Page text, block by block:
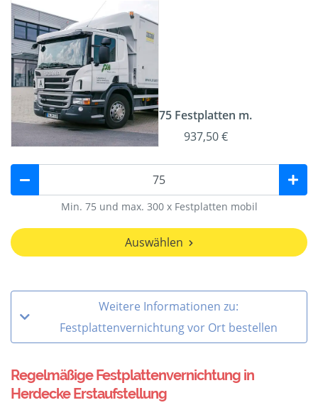
75 Festplatten m.
937,50 €
Min. 75 und max. 300 x Festplatten mobil
Auswählen
Weitere Informationen zu:
Festplattenvernichtung vor Ort bestellen
Regelmäßige Festplattenvernichtung in
Herdecke Erstaufstellung